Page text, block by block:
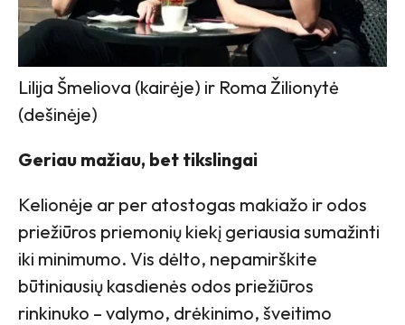
Lilija Šmeliova (kairėje) ir Roma Žilionytė
(dešinėje)
Geriau mažiau, bet tikslingai
Kelionėje ar per atostogas makiažo ir odos
priežiūros priemonių kiekį geriausia sumažinti
iki minimumo. Vis dėlto, nepamirškite
būtiniausių kasdienės odos priežiūros
rinkinuko – valymo, drėkinimo, šveitimo